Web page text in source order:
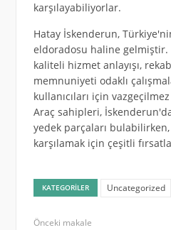
karşılayabiliyorlar.
Hatay İskenderun,
eldoradosu haline gelmiştir.
kaliteli hizmet anlayışı,
memnuniyeti odaklı
kullanıcıları için
Araç sahipleri,
yedek parçaları
karşılamak için çeşitli
KATEGORILER Uncategorized
Önceki makale